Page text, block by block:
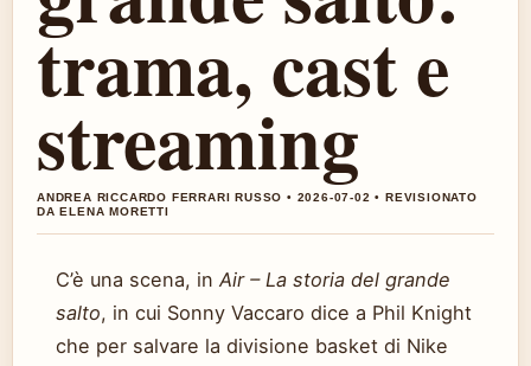
trama, cast e
streaming
ANDREA RICCARDO FERRARI RUSSO • 2026-07-02 • REVISIONATO
DA ELENA MORETTI
C’è una scena, in Air – La storia del grande
salto, in cui Sonny Vaccaro dice a Phil Knight
che per salvare la divisione basket di Nike